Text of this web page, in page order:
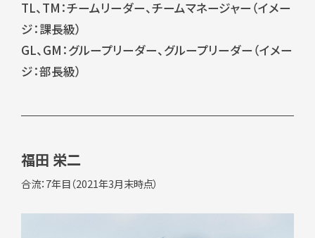
TL、TM：チームリーダー、チームマネージャー（イメー
ジ：課長級）
GL、GM：グループリーダー、グループリーダー（イメー
ジ：部長級）
福田 栄二
合流：7年目（2021年3月末時点）